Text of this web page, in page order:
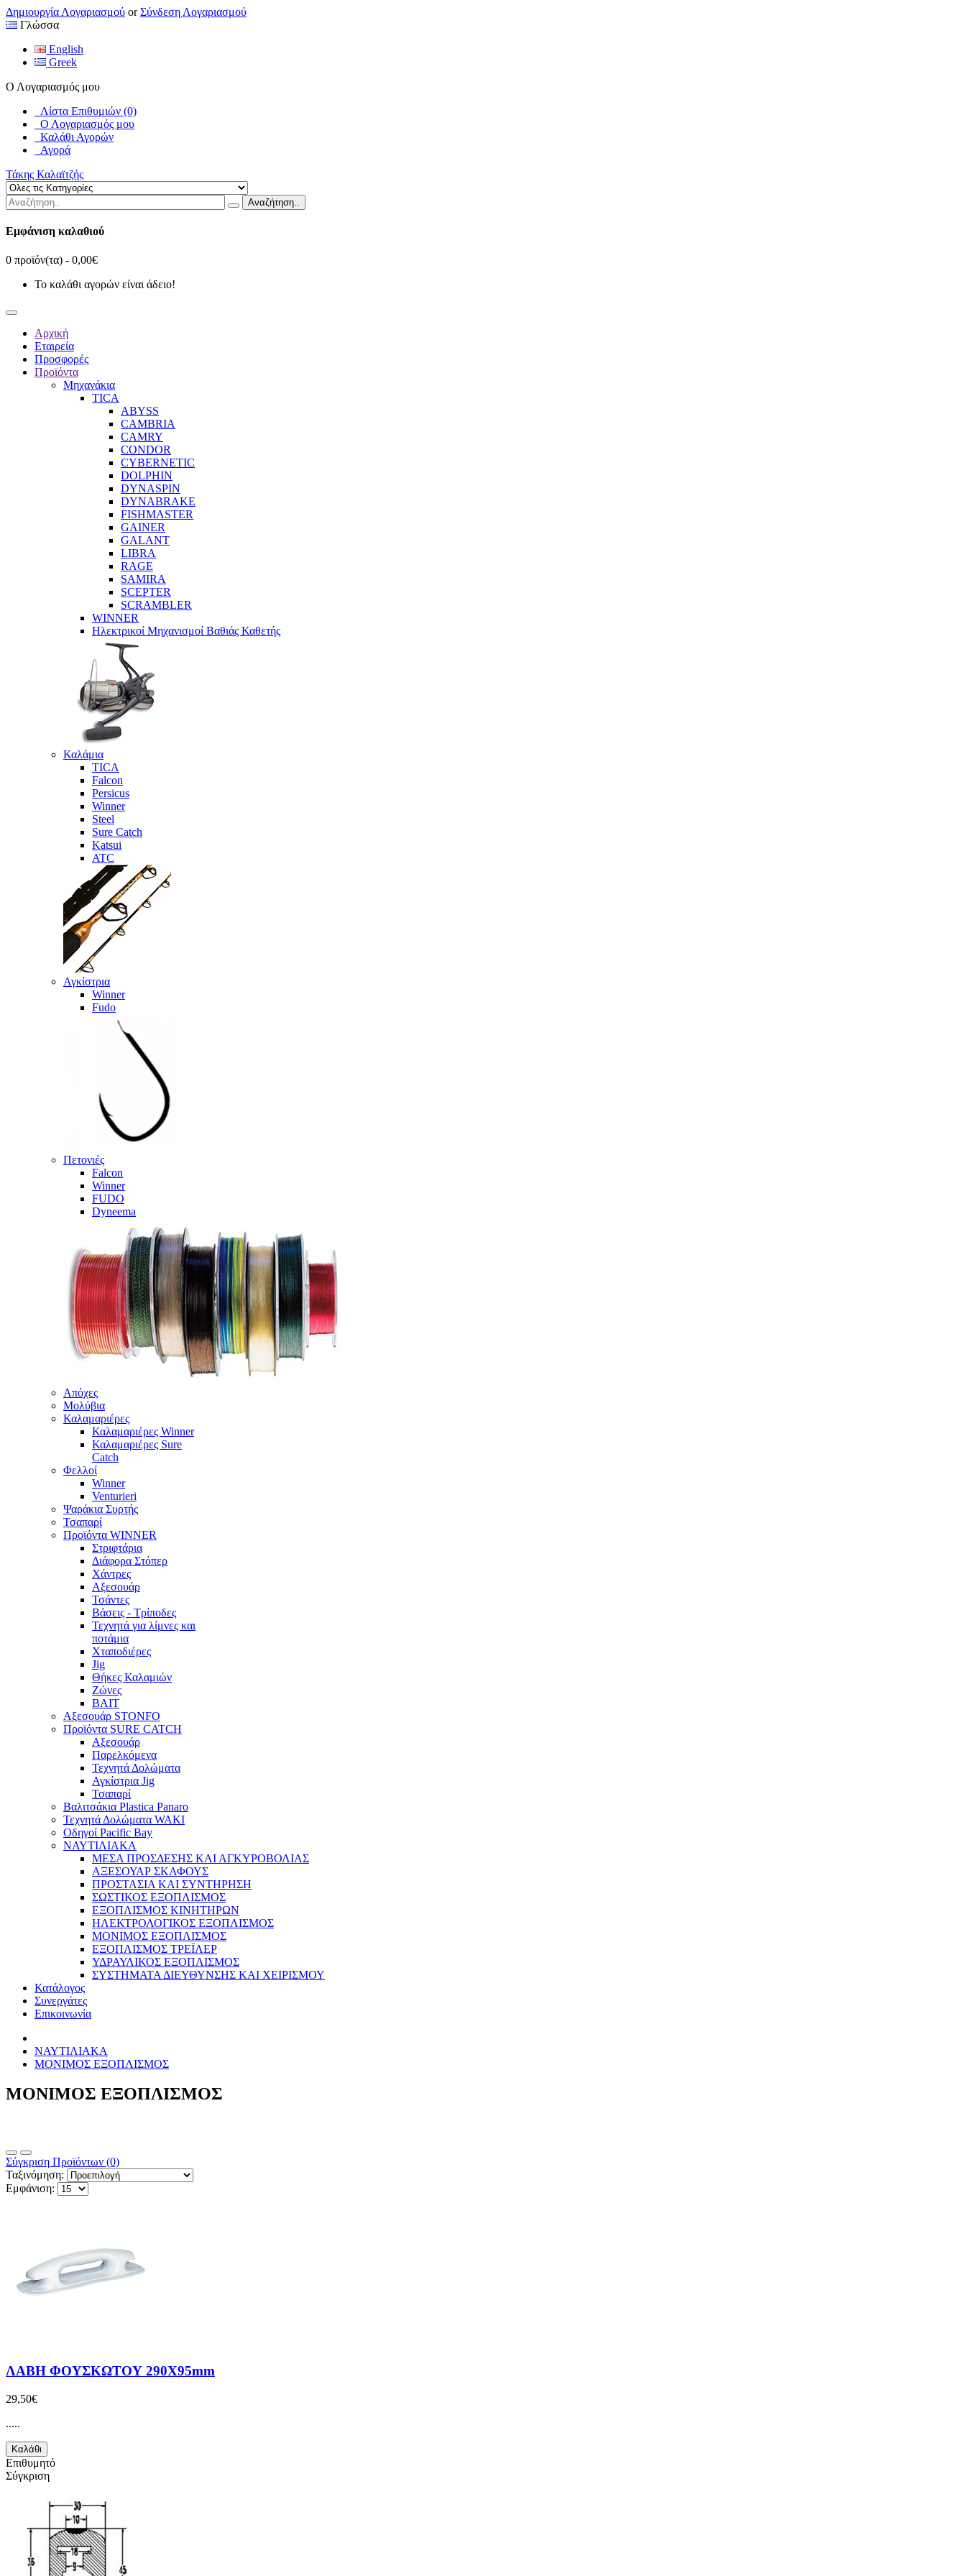
Δημιουργία Λογαριασμού orΣύνδεση Λογαριασμού
Γλώσσα
English
Greek
Ο Λογαριασμός μου
Λίστα Επιθυμιών (0)
Ο Λογαριασμός μου
Καλάθι Αγορών
Αγορά
Τάκης Καλαϊτζής
Αναζήτηση..
Εμφάνιση καλαθιού
0 προϊόν(τα) - 0,00€
Το καλάθι αγορών είναι άδειο!
Αρχική
Εταιρεία
Προσφορές
Προϊόντα
Μηχανάκια
TICA
ABYSS
CAMBRIA
CAMRY
CONDOR
CYBERNETIC
DOLPHIN
DYNASPIN
DYNABRAKE
FISHMASTER
GAINER
GALANT
LIBRA
RAGE
SAMIRA
SCEPTER
SCRAMBLER
WINNER
Ηλεκτρικοί Μηχανισμοί Βαθιάς Καθετής
Καλάμια
TICA
Falcon
Persicus
Winner
Steel
Sure Catch
Katsui
ATC
Αγκίστρια
Winner
Fudo
Πετονιές
Falcon
Winner
FUDO
Dyneema
Απόχες
Μολύβια
Καλαμαριέρες
Καλαμαριέρες Winner
Καλαμαριέρες Sure
Catch
Φελλοί
Winner
Venturieri
Ψαράκια Συρτής
Τσαπαρί
Προϊόντα WINNER
Στριφτάρια
Διάφορα Στόπερ
Χάντρες
Αξεσουάρ
Τσάντες
Βάσεις - Τρίποδες
Τεχνητά για λίμνες και
ποτάμια
Χταποδιέρες
Jig
Θήκες Καλαμιών
Ζώνες
BAIT
Αξεσουάρ STONFO
Προϊόντα SURE CATCH
Αξεσουάρ
Παρελκόμενα
Τεχνητά Δολώματα
Αγκίστρια Jig
Τσαπαρί
Βαλιτσάκια Plastica Panaro
Τεχνητά Δολώματα WAKI
Οδηγοί Pacific Bay
ΝΑΥΤΙΛΙΑΚΑ
ΜΕΣΑ ΠΡΟΣΔΕΣΗΣ ΚΑΙ ΑΓΚΥΡΟΒΟΛΙΑΣ
ΑΞΕΣΟΥΑΡ ΣΚΑΦΟΥΣ
ΠΡΟΣΤΑΣΙΑ ΚΑΙ ΣΥΝΤΗΡΗΣΗ
ΣΩΣΤΙΚΟΣ ΕΞΟΠΛΙΣΜΟΣ
ΕΞΟΠΛΙΣΜΟΣ ΚΙΝΗΤΗΡΩΝ
ΗΛΕΚΤΡΟΛΟΓΙΚΟΣ ΕΞΟΠΛΙΣΜΟΣ
ΜΟΝΙΜΟΣ ΕΞΟΠΛΙΣΜΟΣ
ΕΞΟΠΛΙΣΜΟΣ ΤΡΕΪΛΕΡ
ΥΔΡΑΥΛΙΚΟΣ ΕΞΟΠΛΙΣΜΟΣ
ΣΥΣΤΗΜΑΤΑ ΔΙΕΥΘΥΝΣΗΣ ΚΑΙ ΧΕΙΡΙΣΜΟΥ
Κατάλογος
Συνεργάτες
Επικοινωνία
ΝΑΥΤΙΛΙΑΚΑ
ΜΟΝΙΜΟΣ ΕΞΟΠΛΙΣΜΟΣ
ΜΟΝΙΜΟΣ ΕΞΟΠΛΙΣΜΟΣ
Σύγκριση Προϊόντων (0)
Ταξινόμηση:
Εμφάνιση:
ΛΑΒΗ ΦΟΥΣΚΩΤΟΥ 290Χ95mm
29,50€
.....
Καλάθι
Επιθυμητό
Σύγκριση